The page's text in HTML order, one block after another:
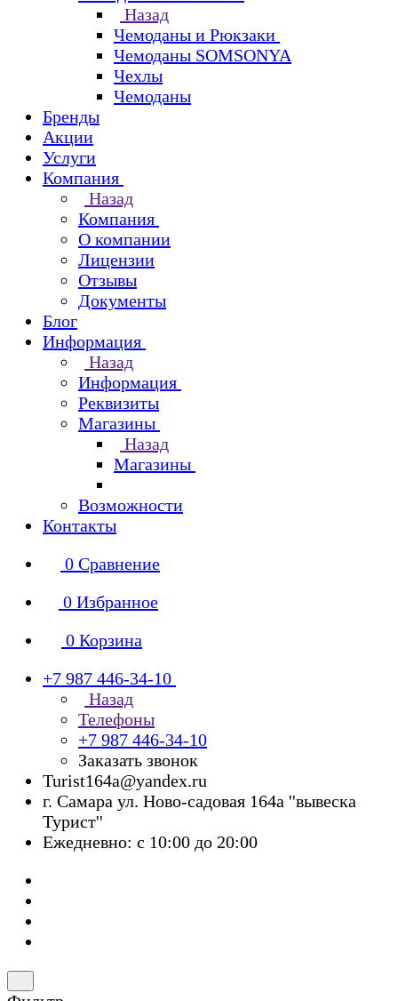
Назад
Чемоданы и Рюкзаки
Чемоданы SOMSONYA
Чехлы
Чемоданы
Бренды
Акции
Услуги
Компания
Назад
Компания
О компании
Лицензии
Отзывы
Документы
Блог
Информация
Назад
Информация
Реквизиты
Магазины
Назад
Магазины
Возможности
Контакты
0 Сравнение
0 Избранное
0 Корзина
+7 987 446-34-10
Назад
Телефоны
+7 987 446-34-10
Заказать звонок
Turist164a@yandex.ru
г. Cамара ул. Ново-садовая 164а ''вывеска
Турист''
Ежедневно: с 10:00 до 20:00